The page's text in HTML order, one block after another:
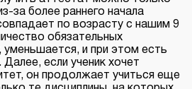
за более раннего начала
по возрасту с нашим 9
обязательных
уменьшается, и при этом есть
если ученик хочет
он продолжает учиться еще